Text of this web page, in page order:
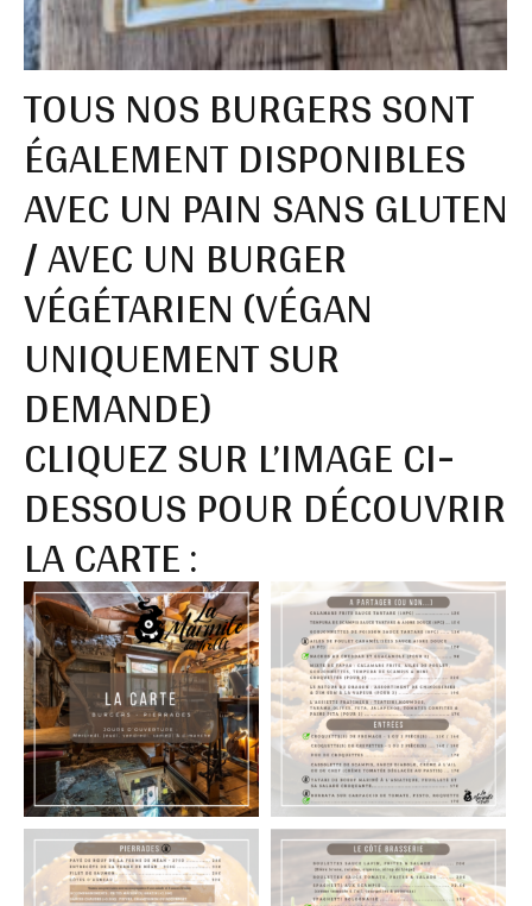
TOUS NOS BURGERS SONT
ÉGALEMENT DISPONIBLES
AVEC UN PAIN SANS GLUTEN
/ AVEC UN BURGER
VÉGÉTARIEN (VÉGAN
UNIQUEMENT SUR
DEMANDE)
CLIQUEZ SUR L’IMAGE CI-
DESSOUS POUR DÉCOUVRIR
LA CARTE :